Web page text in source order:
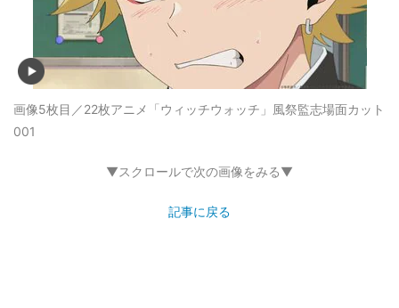
画像5枚目／22枚アニメ「ウィッチウォッチ」風祭監志場面カット
001
▼スクロールで次の画像をみる▼
記事に戻る